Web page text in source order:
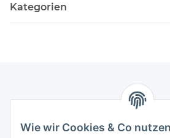
Wie wir Cookies & Co nutzen
Kategorien